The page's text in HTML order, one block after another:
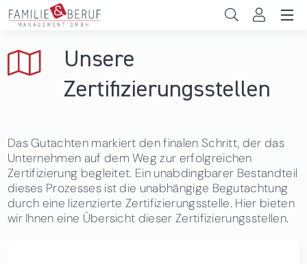
Direkt zum Inhalt
Gemeinden
Persönliche Vereinbarkeit
Das sind wir
News & Events
Unsere
Zertifizierungsstellen
Das Gutachten markiert den finalen Schritt, der das
Unternehmen auf dem Weg zur erfolgreichen
Zertifizierung begleitet. Ein unabdingbarer Bestandteil
dieses Prozesses ist die unabhängige Begutachtung
durch eine lizenzierte Zertifizierungsstelle. Hier bieten
wir Ihnen eine Übersicht dieser Zertifizierungsstellen.